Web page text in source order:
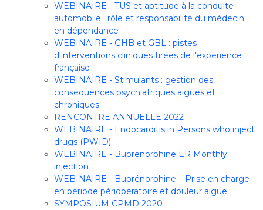
WEBINAIRE - TUS et aptitude à la conduite
automobile : rôle et responsabilité du médecin
en dépendance
WEBINAIRE - GHB et GBL : pistes
d'interventions cliniques tirées de l'expérience
française
WEBINAIRE - Stimulants : gestion des
conséquences psychiatriques aiguës et
chroniques
RENCONTRE ANNUELLE 2022
WEBINAIRE - Endocarditis in Persons who inject
drugs (PWID)
WEBINAIRE - Buprenorphine ER Monthly
injection
WEBINAIRE - Buprénorphine – Prise en charge
en période périopératoire et douleur aiguë
SYMPOSIUM CPMD 2020